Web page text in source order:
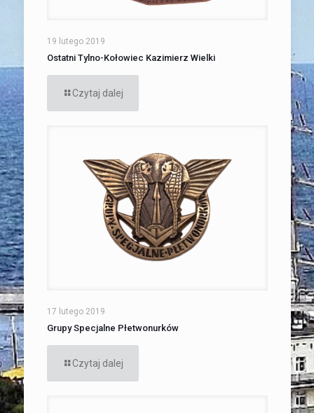
19 lutego 2019
Ostatni Tylno-Kołowiec Kazimierz Wielki
Czytaj dalej
17 lutego 2019
Grupy Specjalne Płetwonurków
Czytaj dalej